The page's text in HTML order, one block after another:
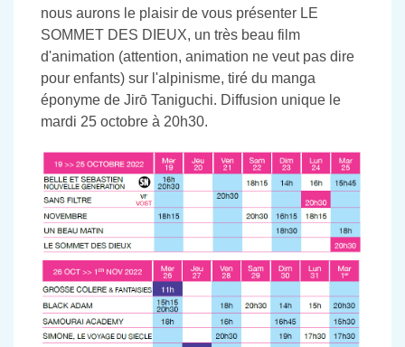
nous aurons le plaisir de vous présenter LE
SOMMET DES DIEUX, un très beau film
d'animation (attention, animation ne veut pas dire
pour enfants) sur l'alpinisme, tiré du manga
éponyme de Jirō Taniguchi. Diffusion unique le
mardi 25 octobre à 20h30.